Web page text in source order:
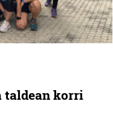
taldean korri